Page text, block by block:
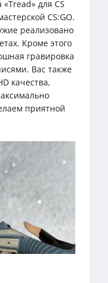
для CS
CS:GO.
реализовано
Кроме этого
гравировка
Вас также
качества,
приятной